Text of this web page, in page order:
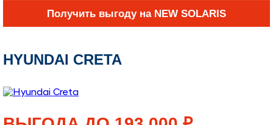
Получить выгоду на NEW SOLARIS
HYUNDAI CRETA